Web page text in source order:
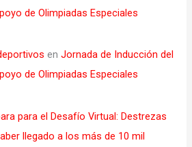
de Olimpiadas Especiales
enJornada de Inducción del
de Olimpiadas Especiales
para el Desafío Virtual: Destrezas
llegado a los más de 10 mil